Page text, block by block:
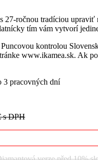
27-ročnou tradíciou
tím vám vytvorí
kontrolou
www.ikamea.sk. Ak
3 pracovných dní
s DPH